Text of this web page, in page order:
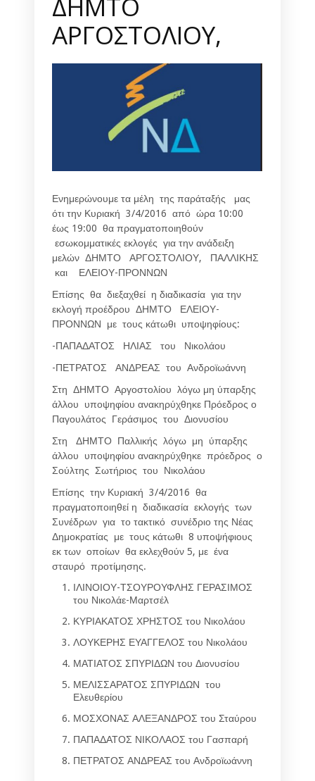
ΑΡΓΟΣΤΟΛΙΟΥ,
Ενημερώνουμε τα μέλη της παράταξής μας
ότι την Κυριακή 3/4/2016 από ώρα 10:00
έως 19:00 θα πραγματοποιηθούν
εσωκομματικές εκλογές για την ανάδειξη
μελών ΔΗΜΤΟ ΑΡΓΟΣΤΟΛΙΟΥ, ΠΑΛΛΙΚΗΣ
και ΕΛΕΙΟΥ-ΠΡΟΝΝΩΝ
Επίσης θα διεξαχθεί η διαδικασία για την
εκλογή προέδρου ΔΗΜΤΟ ΕΛΕΙΟΥ-
ΠΡΟΝΝΩΝ με τους κάτωθι υποψηφίους:
-ΠΑΠΑΔΑΤΟΣ ΗΛΙΑΣ του Νικολάου
-ΠΕΤΡΑΤΟΣ ΑΝΔΡΕΑΣ του Ανδροϊωάννη
Στη ΔΗΜΤΟ Αργοστολίου λόγω μη ύπαρξης
άλλου υποψηφίου ανακηρύχθηκε Πρόεδρος ο
Παγουλάτος Γεράσιμος του Διονυσίου
Στη ΔΗΜΤΟ Παλλικής λόγω μη ύπαρξης
άλλου υποψηφίου ανακηρύχθηκε πρόεδρος ο
Σούλτης Σωτήριος του Νικολάου
Επίσης την Κυριακή 3/4/2016 θα
πραγματοποιηθεί η διαδικασία εκλογής των
Συνέδρων για το τακτικό συνέδριο της Νέας
Δημοκρατίας με τους κάτωθι 8 υποψήφιους
εκ των οποίων θα εκλεχθούν 5, με ένα
σταυρό προτίμησης.
ΙΛΙΝΟΙΟΥ-ΤΣΟΥΡΟΥΦΛΗΣ ΓΕΡΑΣΙΜΟΣ
του Νικολάε-Μαρτσέλ
ΚΥΡΙΑΚΑΤΟΣ ΧΡΗΣΤΟΣ του Νικολάου
ΛΟΥΚΕΡΗΣ ΕΥΑΓΓΕΛΟΣ του Νικολάου
ΜΑΤΙΑΤΟΣ ΣΠΥΡΙΔΩΝ του Διονυσίου
ΜΕΛΙΣΣΑΡΑΤΟΣ ΣΠΥΡΙΔΩΝ του
Ελευθερίου
ΜΟΣΧΟΝΑΣ ΑΛΕΞΑΝΔΡΟΣ του Σταύρου
ΠΑΠΑΔΑΤΟΣ ΝΙΚΟΛΑΟΣ του Γασπαρή
ΠΕΤΡΑΤΟΣ ΑΝΔΡΕΑΣ του Ανδροϊωάννη